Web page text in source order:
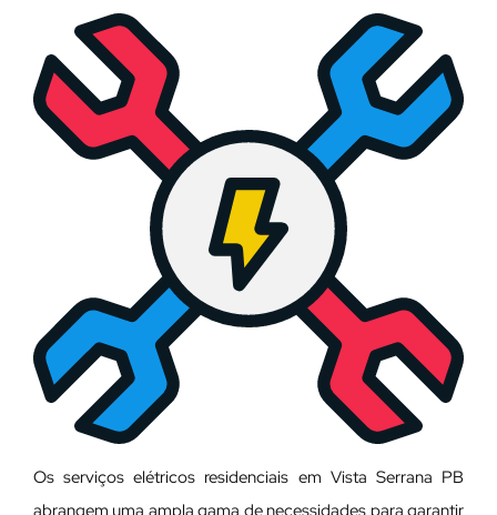
Os serviços elétricos residenciais em Vista Serrana PB
abrangem uma ampla gama de necessidades para garantir